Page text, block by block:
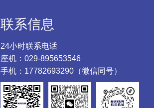
联系信息
24小时联系电话
座机：029-895653546
手机：17782693290（微信同号）